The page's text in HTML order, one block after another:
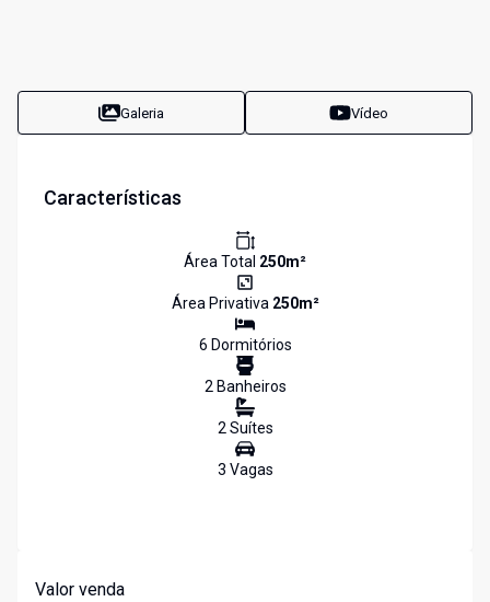
Galeria Vídeo
Características
Área Total 250m²
Área Privativa 250m²
6 Dormitórios
2Banheiros
2Suítes
3 Vagas
Valor venda